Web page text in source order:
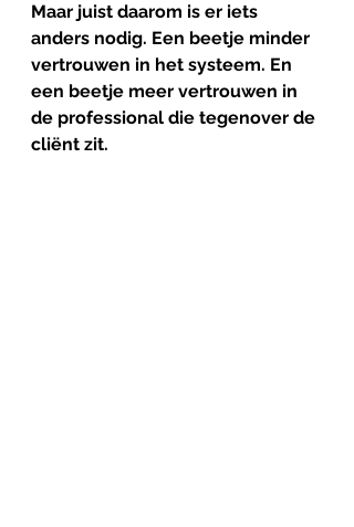
Maar juist daarom is er iets
anders nodig. Een beetje minder
vertrouwen in het systeem. En
een beetje meer vertrouwen in
de professional die tegenover de
cliënt zit.